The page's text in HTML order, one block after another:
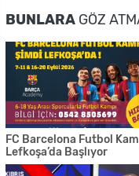
BUNLARA GÖZ
FC Barcelona Futbol
Lefkoşa’da Başlıyor